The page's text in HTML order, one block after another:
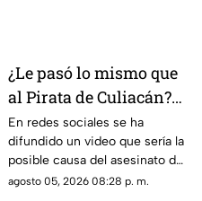
¿Le pasó lo mismo que
al Pirata de Culiacán?
Revelan VIDEO que
podría ser la causa del
asesinato de César
Gastélum
En redes sociales se ha
difundido un video que sería la
posible causa del asesinato del
influencer César Gastélum,
agosto 05, 2026 08:28 p. m.